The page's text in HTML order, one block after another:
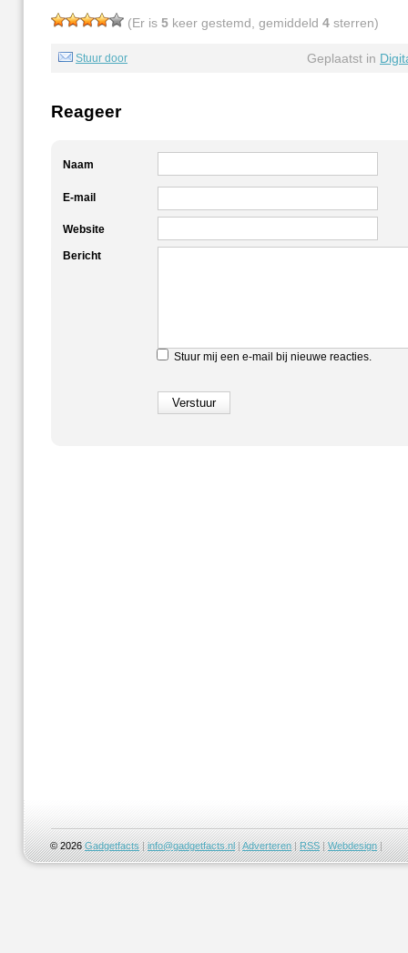
(Er is 5 keer gestemd, gemiddeld 4 sterren)
Stuur door Geplaatst in
Reageer
Naam
E-mail
Website
Bericht
Stuur mij een e-mail bij nieuwe reacties.
© 2026Gadgetfacts |info@gadgetfacts.nl|Adverteren|RSS|Webdesign|